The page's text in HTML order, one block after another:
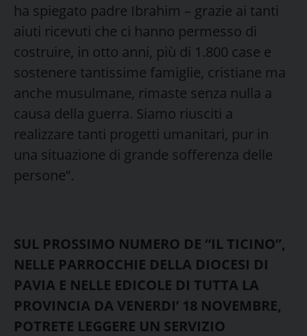
ha spiegato padre Ibrahim – grazie ai tanti
aiuti ricevuti che ci hanno permesso di
costruire, in otto anni, più di 1.800 case e
sostenere tantissime famiglie, cristiane ma
anche musulmane, rimaste senza nulla a
causa della guerra. Siamo riusciti a
realizzare tanti progetti umanitari, pur in
una situazione di grande sofferenza delle
persone”.
SUL PROSSIMO NUMERO DE “IL TICINO”,
NELLE PARROCCHIE DELLA DIOCESI DI
PAVIA E NELLE EDICOLE DI TUTTA LA
PROVINCIA DA VENERDI’ 18 NOVEMBRE,
POTRETE LEGGERE UN SERVIZIO